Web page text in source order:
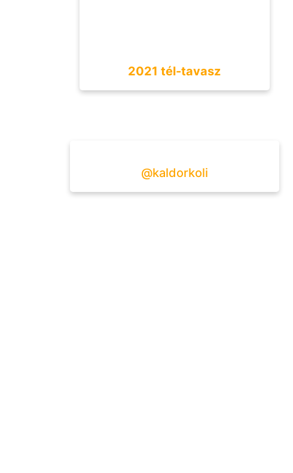
2021 tél-tavasz
@kaldorkoli